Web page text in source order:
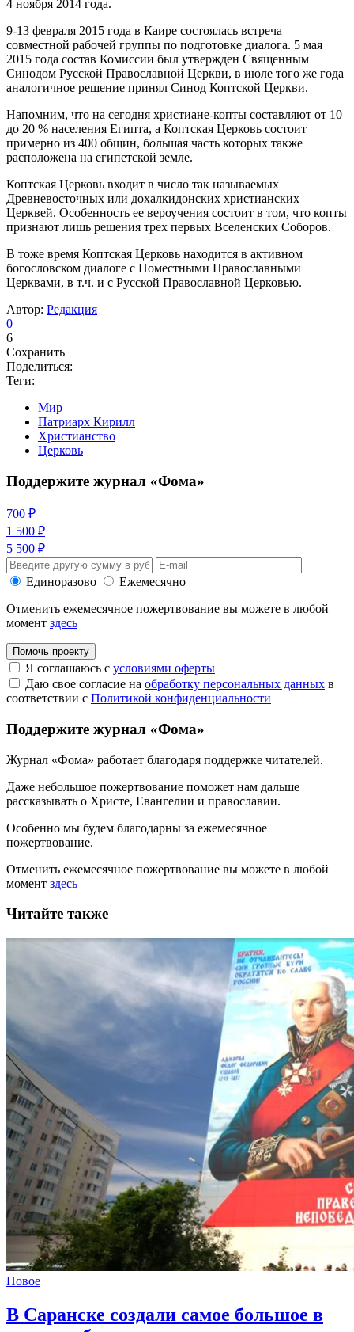
4 ноября 2014 года.
9-13 февраля 2015 года в Каире состоялась встреча
совместной рабочей группы по подготовке диалога. 5 мая
2015 года состав Комиссии был утвержден Священным
Синодом Русской Православной Церкви, в июле того же года
аналогичное решение принял Синод Коптской Церкви.
Напомним, что на сегодня христиане-копты составляют от 10
до 20 % населения Египта, а Коптская Церковь состоит
примерно из 400 общин, большая часть которых также
расположена на египетской земле.
Коптская Церковь входит в число так называемых
Древневосточных или дохалкидонских христианских
Церквей. Особенность ее вероучения состоит в том, что копты
признают лишь решения трех первых Вселенских Соборов.
В тоже время Коптская Церковь находится в активном
богословском диалоге с Поместными Православными
Церквами, в т.ч. и с Русской Православной Церковью.
Автор: Редакция
0
6
Сохранить
Поделиться:
Теги:
Мир
Патриарх Кирилл
Христианство
Церковь
Поддержите журнал «Фома»
700 ₽
1 500 ₽
5 500 ₽
Единоразово
Ежемесячно
Отменить ежемесячное пожертвование вы можете в любой
момент здесь
Помочь проекту
Я соглашаюсь с условиями оферты
Даю свое согласие на обработку персональных данных в
соответствии с Политикой конфиденциальности
Поддержите журнал «Фома»
Журнал «Фома» работает благодаря поддержке читателей.
Даже небольшое пожертвование поможет нам дальше
рассказывать о Христе, Евангелии и православии.
Особенно мы будем благодарны за ежемесячное
пожертвование.
Отменить ежемесячное пожертвование вы можете в любой
момент здесь
Читайте также
Новое
В Саранске создали самое большое в